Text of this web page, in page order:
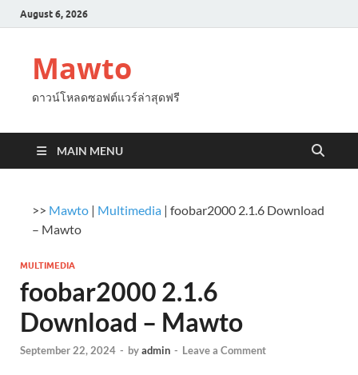
August 6, 2026
Mawto
ดาวน์โหลดซอฟต์แวร์ล่าสุดฟรี
MAIN MENU
>> Mawto | Multimedia | foobar2000 2.1.6 Download
– Mawto
MULTIMEDIA
foobar2000 2.1.6
Download – Mawto
September 22, 2024 - byadmin - Leave a Comment